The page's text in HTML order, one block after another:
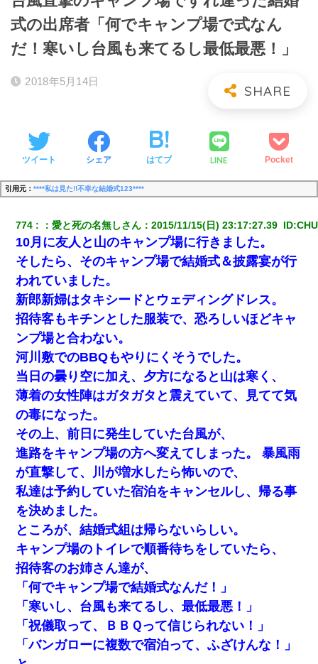
式の出席者「何でキャンプ場で式なん
だ！寒いし台風も来てるし最低最悪！」
2018年5月14日
ツイート シェア はてブ LINE Pocket
引用元： ****私は見た!!不幸な結婚式123****
774 ：愛と死の名無しさん ：2015/11/15(日) 23:17:27.39 ID:
10月に友人と山のキャンプ場に行きました。
そしたら、そのキャンプ場で結婚式＆披露宴が行
われていました。
新郎新婦はタキシードとウェディングドレス。
招待客もキチンとした服装で、恐ろしいほどキャ
ンプ場と合わない。
河川敷でのBBQもやりにくそうでした。
当日の曇り空に加え、夕方になると山は寒く、
薄着の女性陣はガタガタと震えていて、見てて気
の毒になった。
その上、前日に発生していた台風が、
進路をキャンプ場の方へ変えてしまった。 暴風雨
が直撃して、川が増水したら怖いので、
私達は予約していた宿泊をキャンセルし、帰る事
を決めました。
ところが、結婚式組は帰らないらしい。
キャンプ場のトイレで順番待ちをしていたら、
招待客のお姉さん達が、
「何でキャンプ場で結婚式なんだ！」
「寒いし、台風も来てるし、最低最悪！」
「祝儀取って、ＢＢＱって信じられない！」
「バンガローに複数で宿泊って、ふざけんな！」